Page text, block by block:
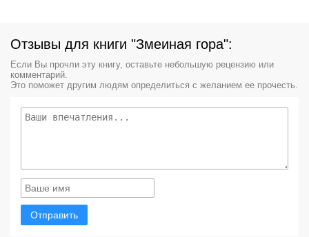
Отзывы для книги "Змеиная гора":
Если Вы прочли эту книгу, оставьте небольшую рецензию или
комментарий.
Это поможет другим людям определиться с желанием ее прочесть.
Отправить